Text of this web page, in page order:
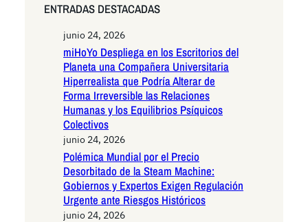
ENTRADAS DESTACADAS
junio 24, 2026
miHoYo Despliega en los Escritorios del
Planeta una Compañera Universitaria
Hiperrealista que Podría Alterar de
Forma Irreversible las Relaciones
Humanas y los Equilibrios Psíquicos
Colectivos
junio 24, 2026
Polémica Mundial por el Precio
Desorbitado de la Steam Machine:
Gobiernos y Expertos Exigen Regulación
Urgente ante Riesgos Históricos
junio 24, 2026